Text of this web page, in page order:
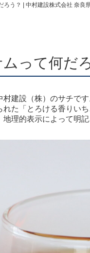
う？ | 中村建設株式会社 奈良
って何だ
建設（株）のサチです
た「とろける香りい
理的表示によって明